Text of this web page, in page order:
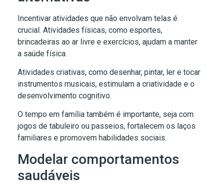
Incentivar atividades que não envolvam telas é
crucial. Atividades físicas, como esportes,
brincadeiras ao ar livre e exercícios, ajudam a manter
a saúde física.
Atividades criativas, como desenhar, pintar, ler e tocar
instrumentos musicais, estimulam a criatividade e o
desenvolvimento cognitivo.
O tempo em família também é importante, seja com
jogos de tabuleiro ou passeios, fortalecem os laços
familiares e promovem habilidades sociais.
Modelar comportamentos
saudáveis